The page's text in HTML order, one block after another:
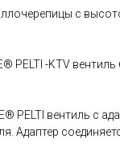
с
PELTI -KTV
PELTI вентиль с
Адаптер